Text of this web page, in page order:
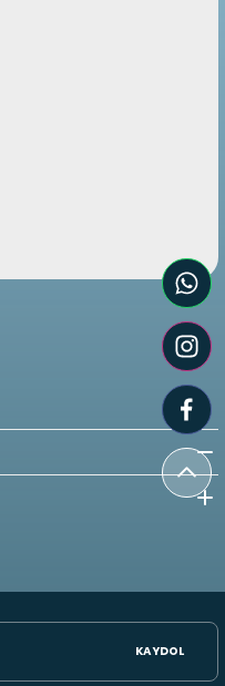
KAYDOL